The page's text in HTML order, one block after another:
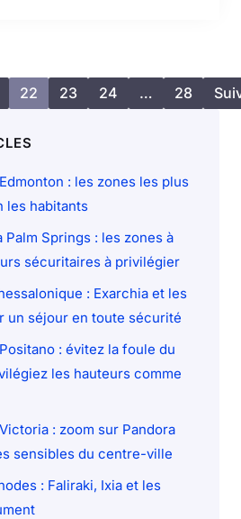
22 23 24 … 28
: les zones les plus
les habitants
Palm Springs : les zones à
sécuritaires à privilégier
: Exarchia et les
un séjour en toute sécurité
: évitez la foule du
les hauteurs comme
: zoom sur Pandora
sensibles du centre-ville
: Faliraki, Ixia et les